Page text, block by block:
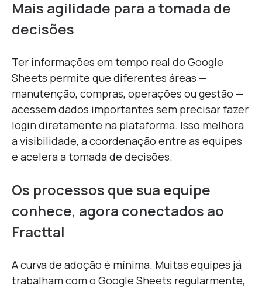
Mais agilidade para a tomada de
decisões
Ter informações em tempo real do Google
Sheets permite que diferentes áreas —
manutenção, compras, operações ou gestão —
acessem dados importantes sem precisar fazer
login diretamente na plataforma. Isso melhora
a visibilidade, a coordenação entre as equipes
e acelera a tomada de decisões.
Os processos que sua equipe
conhece, agora conectados ao
Fracttal
A curva de adoção é mínima. Muitas equipes já
trabalham com o Google Sheets regularmente,